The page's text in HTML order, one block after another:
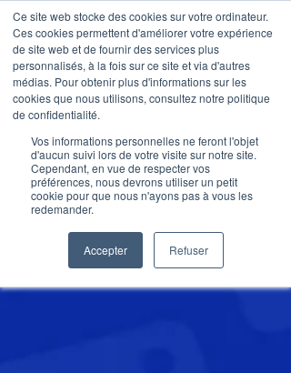
Ce site web stocke des cookies sur votre ordinateur.
Ces cookies permettent d'améliorer votre expérience
de site web et de fournir des services plus
personnalisés, à la fois sur ce site et via d'autres
médias. Pour obtenir plus d'informations sur les
cookies que nous utilisons, consultez notre politique
de confidentialité.
Vos informations personnelles ne feront l'objet
d'aucun suivi lors de votre visite sur notre site.
Cependant, en vue de respecter vos
préférences, nous devrons utiliser un petit
cookie pour que nous n'ayons pas à vous les
redemander.
Accepter Refuser
Articles de blog